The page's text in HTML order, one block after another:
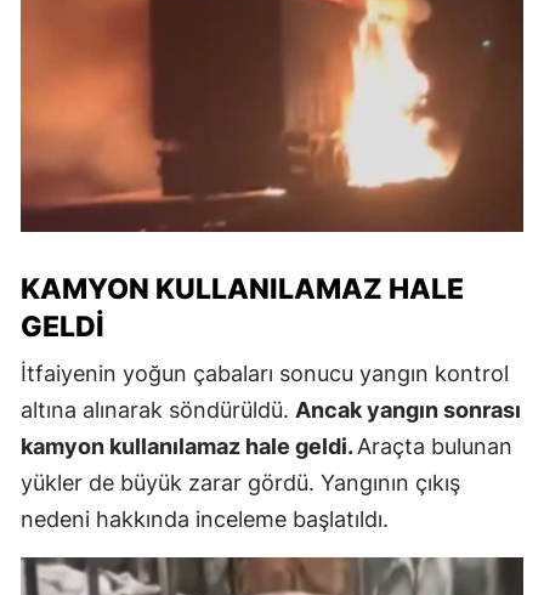
KAMYON KULLANILAMAZ HALE
GELDI
İtfaiyenin yoğun çabaları sonucu yangın kontrol
altına alınarak söndürüldü. Ancak yangın sonrası
kamyon kullanılamaz hale geldi.Araçta bulunan
yükler de büyük zarar gördü. Yangının çıkış
nedeni hakkında inceleme başlatıldı.